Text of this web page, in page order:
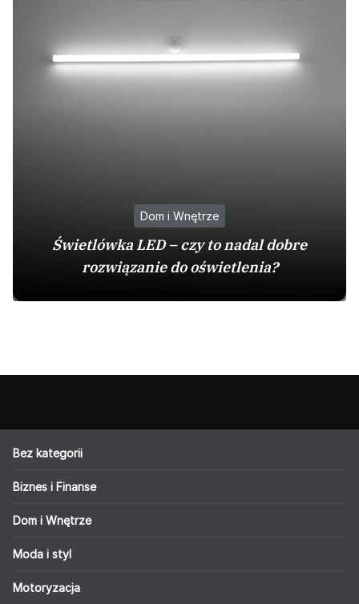
Dom i Wnętrze
Świetlówka LED – czy to nadal dobre
rozwiązanie do oświetlenia?
Bez kategorii
Biznes i Finanse
Dom i Wnętrze
Moda i styl
Motoryzacja